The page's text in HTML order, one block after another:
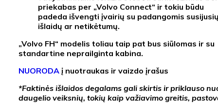
priekabas per „Volvo Connect“ ir tokiu būdu
padeda išvengti įvairių su padangomis susijusių
išlaidų ar netikėtumų.
„Volvo FH“ modelis toliau taip pat bus siūlomas ir su
standartine neprailginta kabina.
NUORODA į nuotraukas ir vaizdo įrašus
*Faktinės išlaidos degalams gali skirtis ir priklauso
daugelio veiksnių, tokių kaip važiavimo greitis,